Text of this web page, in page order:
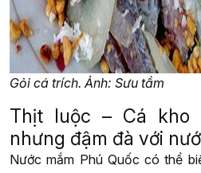
Gỏi cá trích. Ảnh: Sưu tầm
Thịt luộc – Cá kho
nhưng đậm đà với
Nước mắm Phú Quốc có thể